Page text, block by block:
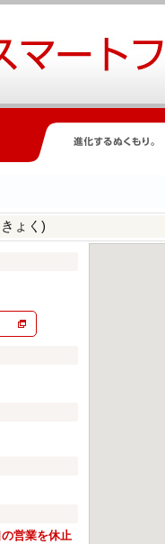
ょく)
営業を休止